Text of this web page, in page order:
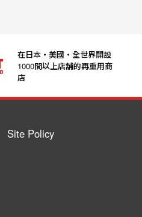
在日本‧美國‧全世界開設
1000間以上店舖的再重用商
店
Site Policy